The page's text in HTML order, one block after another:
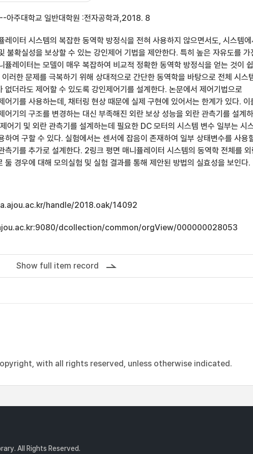
아주대학교 일반대학원 :전자공학과,2018. 8
레이터 시스템의 복잡한 동역학 방정식을 전혀 사용하지 않으면서도, 시스템에
불확실성을 보상할 수 있는 강인제어 기법을 제안한다. 특히 높은 자유도를 가
퓰레이터는 모델이 매우 복잡하여 비교적 정확한 동역학 방정식을 얻는 것이 쉽
러한 문제를 극복하기 위해 상대적으로 간단한 동역학을 바탕으로 전체 시스
없더라도 제어할 수 있도록 강인제어기를 설계한다. 논문에서 제어기법으로
어기를 사용하는데, 채터링 현상 때문에 실제 구현에 있어서는 한계가 있다. 이
어기의 구조를 변경하는 대신 부족해진 외란 보상 성능을 외란 관측기를 설계
어기 및 외란 관측기를 설계하는데 필요한 DC 모터의 시스템 변수 일부는 시
하여 구할 수 있다. 실험에서는 센서에 잡음이 존재하여 일부 상태변수를 사용
측기를 추가로 설계한다. 2링크 평면 매니퓰레이터 시스템의 동역학 전체를
둘 경우에 대해 모의실험 및 실험 결과를 통해 제안된 방법의 실효성을 보인다.
handle/2018.oak/14092
dcollection/common/orgView/000000028053
Show full item record
with all rights reserved, unless otherwise indicated.
All Rights Reserved.